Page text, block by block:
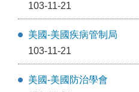
103-11-21
美國-美國疾病管制局
103-11-21
美國-美國防治學會